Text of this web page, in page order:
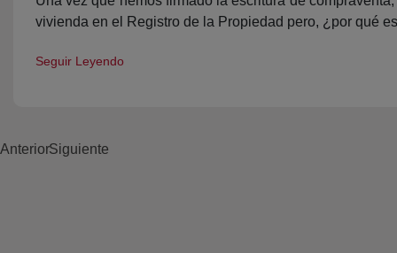
vivienda en el Registro de la Propiedad pero, ¿por qué
Seguir Leyendo
AnteriorSiguiente